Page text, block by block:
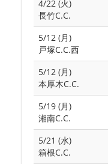
4/22 (火)
長竹C.C.
5/12 (月)
戸塚C.C.西
5/12 (月)
本厚木C.C.
5/19 (月)
湘南C.C.
5/21 (水)
箱根C.C.